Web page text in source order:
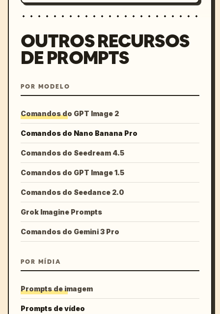
OUTROS RECURSOS
DE PROMPTS
POR MODELO
Comandos do GPT Image 2
Comandos do Nano Banana Pro
Comandos do Seedream 4.5
Comandos do GPT Image 1.5
Comandos do Seedance 2.0
Grok Imagine Prompts
Comandos do Gemini 3 Pro
POR MÍDIA
Prompts de imagem
Prompts de vídeo